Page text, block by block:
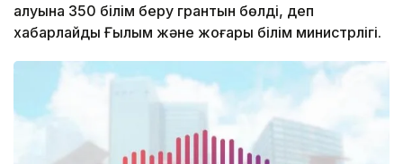
алуына 350 білім беру грантын бөлді, деп
хабарлайды Ғылым және жоғары білім министрлігі.